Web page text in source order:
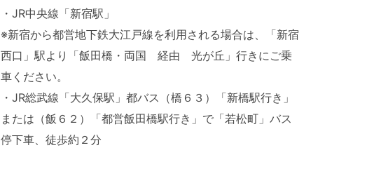
・JR中央線「新宿駅」
※新宿から都営地下鉄大江戸線を利用される場合は、「新宿
西口」駅より「飯田橋・両国 経由 光が丘」行きにご乗
車ください。
・JR総武線「大久保駅」都バス（橋６３）「新橋駅行き」
または（飯６２）「都営飯田橋駅行き」で「若松町」バス
停下車、徒歩約２分